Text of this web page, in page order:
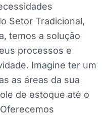
Setor Tradicional,
temos a solução
processos e
Imagine ter um
as áreas da sua
de estoque até o